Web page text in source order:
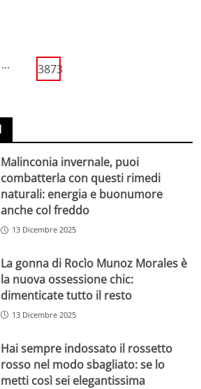
... 3873
Malinconia invernale, puoi
combatterla con questi rimedi
naturali: energia e buonumore
anche col freddo
13 Dicembre 2025
La gonna di Rocìo Munoz Morales è
la nuova ossessione chic:
dimenticate tutto il resto
13 Dicembre 2025
Hai sempre indossato il rossetto
rosso nel modo sbagliato: se lo
metti così sei elegantissima